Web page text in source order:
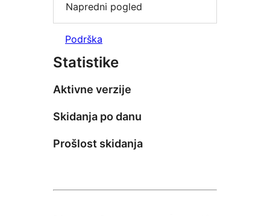
Napredni pogled
Podrška
Statistike
Aktivne verzije
Skidanja po danu
Prošlost skidanja